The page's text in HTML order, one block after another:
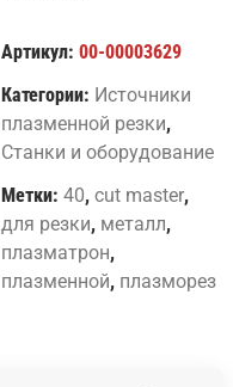
Артикул: 00-00003629
Категории: Источники
плазменной резки,
Станки и оборудование
Метки: 40, cut master,
для резки, металл,
плазматрон,
плазменной, плазморез